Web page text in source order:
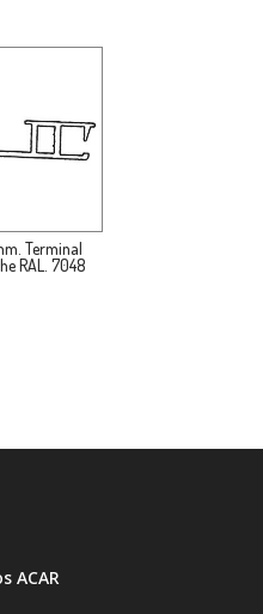
Terminal
RAL. 7048
ACAR